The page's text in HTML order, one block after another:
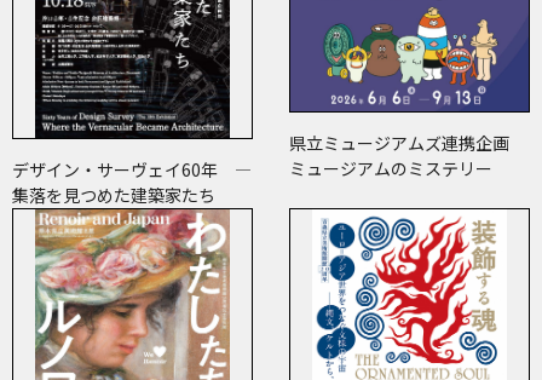
デザイン・サーヴェイ60年 ―
集落を見つめた建築家たち
県立ミュージアムズ連携企画
ミュージアムのミステリー